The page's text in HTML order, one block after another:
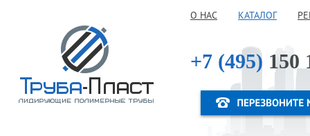
О НАС КАТАЛОГ
+7 (495) 150